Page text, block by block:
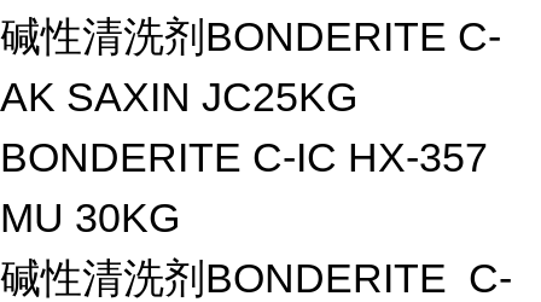
碱性清洗剂BONDERITE C-
AK SAXIN JC25KG
BONDERITE C-IC HX-357
MU 30KG
碱性清洗剂BONDERITE C-